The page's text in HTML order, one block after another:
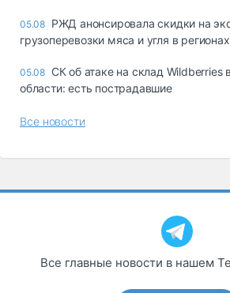
05.08 РЖД анонсировала скидки на
грузоперевозки мяса и угля в регионах
05.08 СК об атаке на склад Wildberries
области: есть пострадавшие
Все новости
Все главные новости в нашем